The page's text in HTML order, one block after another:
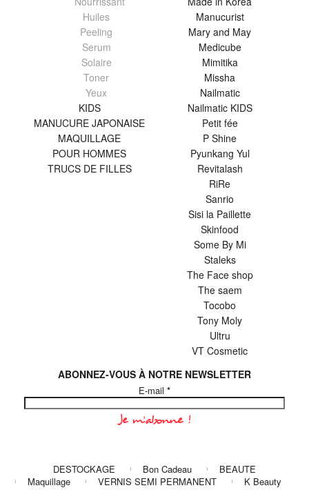
Huiles
Peeling
Serum
Solaire
Toner
Yeux
KIDS
MANUCURE JAPONAISE
MAQUILLAGE
POUR HOMMES
TRUCS DE FILLES
Manucurist
Mary and May
Medicube
Mimitika
Missha
Nailmatic
Nailmatic KIDS
Petit fée
P Shine
Pyunkang Yul
Revitalash
RiRe
Sanrio
Sisi la Paillette
Skinfood
Some By Mi
Staleks
The Face shop
The saem
Tocobo
Tony Moly
Ultru
VT Cosmetic
ABONNEZ-VOUS À NOTRE NEWSLETTER
E-mail *
DESTOCKAGE Bon Cadeau
BEAUTE
Maquillage
VERNIS SEMI PERMANENT
K Beauty